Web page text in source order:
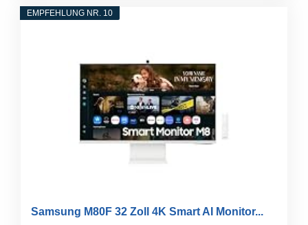
EMPFEHLUNG NR. 10
Samsung M80F 32 Zoll 4K Smart AI Monitor...